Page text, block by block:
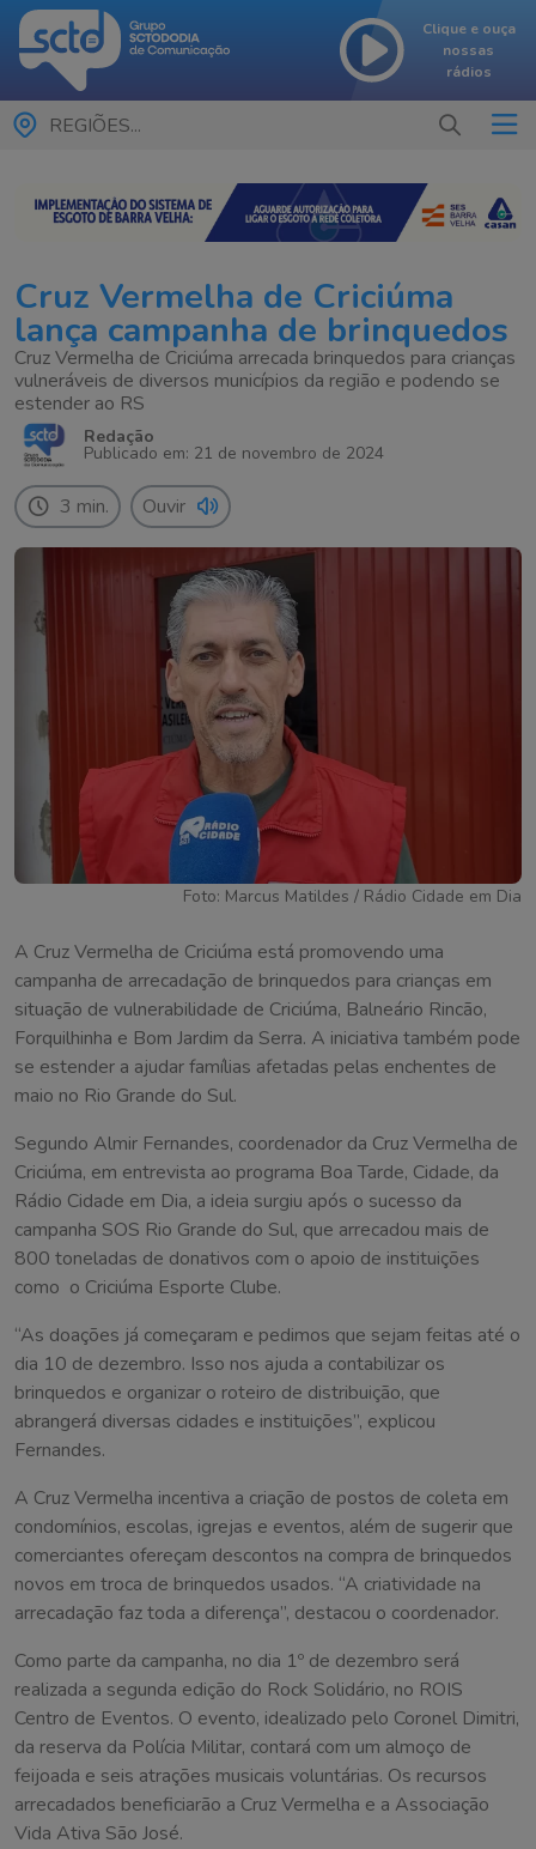
Clique e ouça
nossas
rádios
REGIÕES...
Cruz Vermelha de Criciúma
lança campanha de brinquedos
Cruz Vermelha de Criciúma arrecada brinquedos para crianças
vulneráveis de diversos municípios da região e podendo se
estender ao RS
Redação
Publicado em: 21 de novembro de 2024
3 min. Ouvir
Foto: Marcus Matildes / Rádio Cidade em Dia
A Cruz Vermelha de Criciúma está promovendo uma
campanha de arrecadação de brinquedos para crianças em
situação de vulnerabilidade de Criciúma, Balneário Rincão,
Forquilhinha e Bom Jardim da Serra. A iniciativa também pode
se estender a ajudar famílias afetadas pelas enchentes de
maio no Rio Grande do Sul.
Segundo Almir Fernandes, coordenador da Cruz Vermelha de
Criciúma, em entrevista ao programa Boa Tarde, Cidade, da
Rádio Cidade em Dia, a ideia surgiu após o sucesso da
campanha SOS Rio Grande do Sul, que arrecadou mais de
800 toneladas de donativos com o apoio de instituições
como o Criciúma Esporte Clube.
“As doações já começaram e pedimos que sejam feitas até o
dia 10 de dezembro. Isso nos ajuda a contabilizar os
brinquedos e organizar o roteiro de distribuição, que
abrangerá diversas cidades e instituições”, explicou
Fernandes.
A Cruz Vermelha incentiva a criação de postos de coleta em
condomínios, escolas, igrejas e eventos, além de sugerir que
comerciantes ofereçam descontos na compra de brinquedos
novos em troca de brinquedos usados. “A criatividade na
arrecadação faz toda a diferença”, destacou o coordenador.
Como parte da campanha, no dia 1º de dezembro será
realizada a segunda edição do Rock Solidário, no ROIS
Centro de Eventos. O evento, idealizado pelo Coronel Dimitri,
da reserva da Polícia Militar, contará com um almoço de
feijoada e seis atrações musicais voluntárias. Os recursos
arrecadados beneficiarão a Cruz Vermelha e a Associação
Vida Ativa São José.